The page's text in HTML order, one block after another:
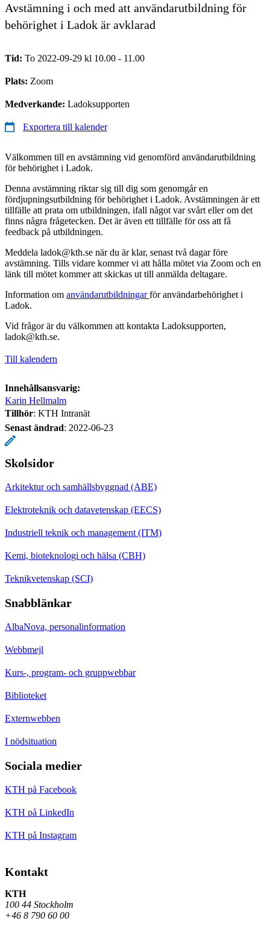
Avstämning i och med att användarutbildning för
behörighet i Ladok är avklarad
Tid: To 2022-09-29 kl 10.00 - 11.00
Plats: Zoom
Medverkande: Ladoksupporten
Exportera till kalender
Välkommen till en avstämning vid genomförd användarutbildning
för behörighet i Ladok.
Denna avstämning riktar sig till dig som genomgår en
fördjupningsutbildning för behörighet i Ladok. Avstämningen är ett
tillfälle att prata om utbildningen, ifall något var svårt eller om det
finns några frågetecken. Det är även ett tillfälle för oss att få
feedback på utbildningen.
Meddela ladok@kth.se när du är klar, senast två dagar före
avstämning. Tills vidare kommer vi att hålla mötet via Zoom och en
länk till mötet kommer att skickas ut till anmälda deltagare.
Information om användarutbildningarför användarbehörighet i
Ladok.
Vid frågor är du välkommen att kontakta Ladoksupporten,
ladok@kth.se.
Till kalendern
Innehållsansvarig:
Karin Hellmalm
Tillhör: KTH Intranät
Senast ändrad: 2022-06-23
Skolsidor
Arkitektur och samhällsbyggnad (ABE)
Elektroteknik och datavetenskap (EECS)
Industriell teknik och management (ITM)
Kemi, bioteknologi och hälsa (CBH)
Teknikvetenskap (SCI)
Snabblänkar
AlbaNova, personalinformation
Webbmejl
Kurs-, program- och gruppwebbar
Biblioteket
Externwebben
I nödsituation
Sociala medier
KTH på Facebook
KTH på LinkedIn
KTH på Instagram
Kontakt
KTH
100 44 Stockholm
+46 8 790 60 00